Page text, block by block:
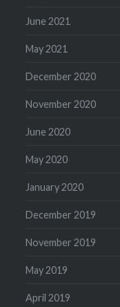
June 2021
May 2021
December 2020
November 2020
June 2020
May 2020
January 2020
December 2019
November 2019
May 2019
April 2019